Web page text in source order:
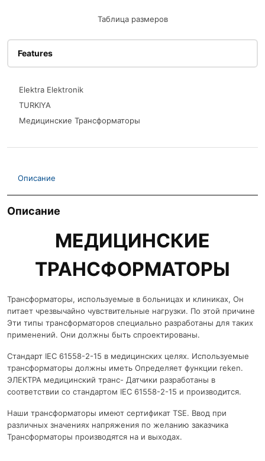
Таблица размеров
Features
Elektra Elektronik
TURKIYA
Медицинские Трансформаторы
Описание
Описание
МЕДИЦИНСКИЕ
ТРАНСФОРМАТОРЫ
Трансформаторы, используемые в больницах и клиниках, Он
питает чрезвычайно чувствительные нагрузки. По этой причине
Эти типы трансформаторов специально разработаны для таких
применений. Они должны быть спроектированы.
Стандарт IEC 61558-2-15 в медицинских целях. Используемые
трансформаторы должны иметь Определяет функции reken.
ЭЛЕКТРА медицинский транс- Датчики разработаны в
соответствии со стандартом IEC 61558-2-15 и производится.
Наши трансформаторы имеют сертификат TSE. Ввод при
различных значениях напряжения по желанию заказчика
Трансформаторы производятся на и выходах.